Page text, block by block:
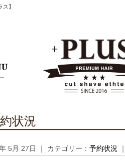
】
状況
5月 27日 ｜ カテゴリー： 予約状況 ｜